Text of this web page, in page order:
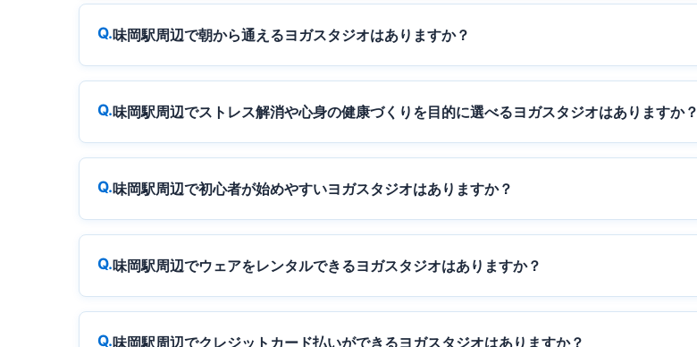
味岡駅周辺で朝から通えるヨガスタジオはありますか？
味岡駅周辺でストレス解消や心身の健康づくりを目的に選べるヨガスタジオはありますか？
味岡駅周辺で初心者が始めやすいヨガスタジオはありますか？
味岡駅周辺でウェアをレンタルできるヨガスタジオはありますか？
味岡駅周辺でクレジットカード払いができるヨガスタジオはありますか？